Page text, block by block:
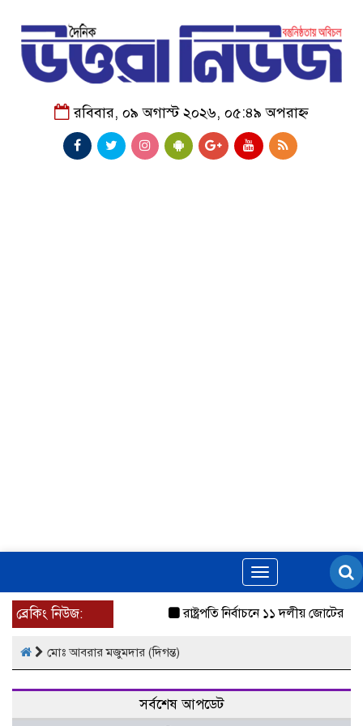
রবিবার, ০৯ অগাস্ট ২০২৬, ০৫:৪৯ অপরাহ্ন
Toggle
navigation
ব্রেকিং নিউজ: রাষ্ট্রপতি নির্বাচনে ১১ দলীয় জোটের
মোঃ আবরার মজুমদার (দিগন্ত)
সর্বশেষ আপডেট